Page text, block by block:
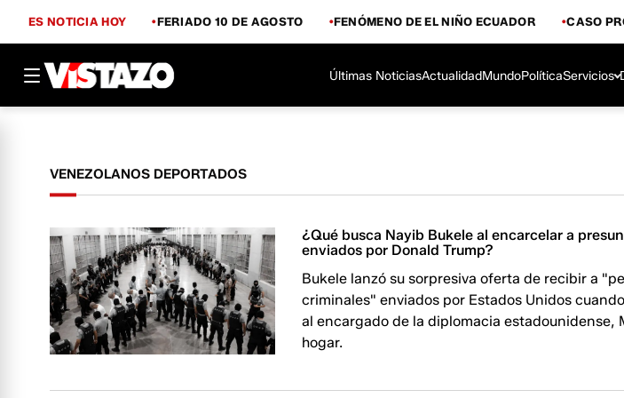
ES NOTICIA HOY FERIADO 10 DE AGOSTO FENÓMENO DE EL NIÑO ECUADOR CASO
Últimas NoticiasActualidadMundoPolíticaServicios
VENEZOLANOS DEPORTADOS
¿Qué busca Nayib Bukele al encarcelar a
enviados por Donald Trump?
Bukele lanzó su sorpresiva oferta de recibir a
criminales" enviados por Estados Unidos
al encargado de la diplomacia estadounidense,
hogar.